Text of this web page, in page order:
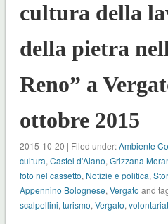
cultura della
della pietra
Reno” a
ottobre 2015
2015-10-20 | Filed under:Ambiente
cultura, Castel d'Aiano, Grizzana
foto nel cassetto, Notizie e politica,
Appennino Bolognese, Vergato and
scalpellini, turismo, Vergato,